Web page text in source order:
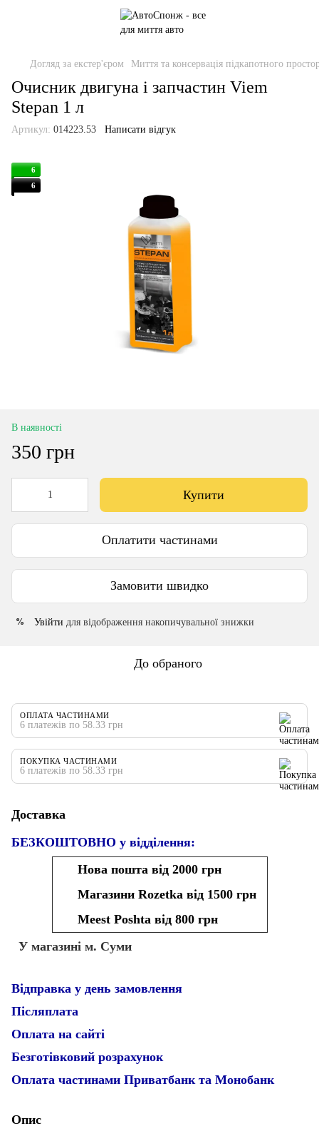
Догляд за екстер'єром Миття та консервація підкапотного
Очисник двигуна і запчастин Viem
Stepan 1 л
Артикул: 014223.53 Написати відгук
6
6
В наявності
350 грн
Купити
Оплатити частинами
Замовити швидко
% Увійти для відображення накопичувальної знижки
До обраного
ОПЛАТА ЧАСТИНАМИ
6 платежів по 58.33 грн
ПОКУПКА ЧАСТИНАМИ
6 платежів по 58.33 грн
Доставка
БЕЗКОШТОВНО у відділення:
Нова пошта від 2000 грн
Магазини Rozetka від 1500 грн
Meest Poshta від 800 грн
У магазині м. Суми
Відправка у день замовлення
Післяплата
Оплата на сайті
Безготівковий розрахунок
Оплата частинами Приватбанк та Монобанк
Опис